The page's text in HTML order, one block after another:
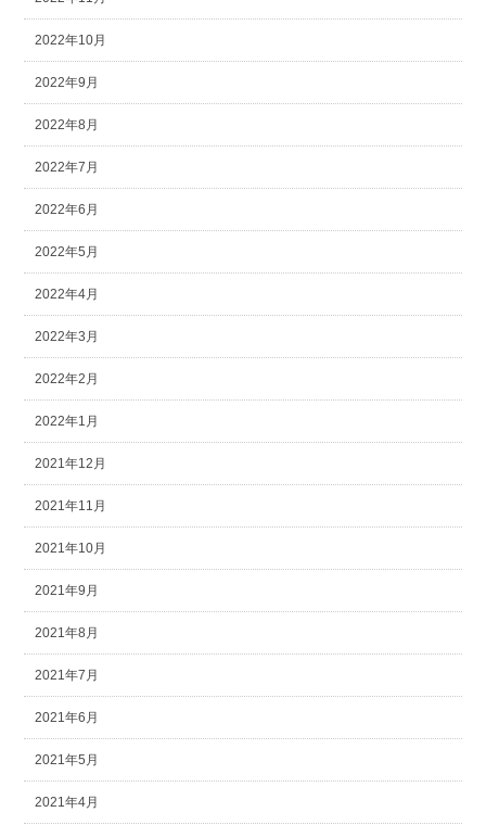
2022年10月
2022年9月
2022年8月
2022年7月
2022年6月
2022年5月
2022年4月
2022年3月
2022年2月
2022年1月
2021年12月
2021年11月
2021年10月
2021年9月
2021年8月
2021年7月
2021年6月
2021年5月
2021年4月